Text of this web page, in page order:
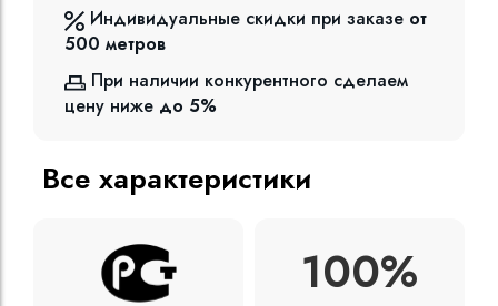
Индивидуальные скидки при заказе от
500 метров
При наличии конкурентного сделаем
цену ниже до 5%
Все характеристики
100%